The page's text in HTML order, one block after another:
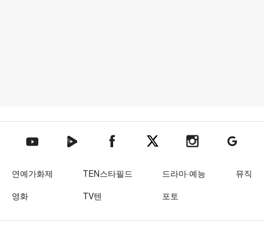
텐아시아 유튜브텐아시아 네이버TV텐아시아 페이스북텐아시아 엑스텐아시아 인스타그램
텐아시아
연예가화제 TEN스타필드 드라마·예능
뮤직
영화
TV텐 포토